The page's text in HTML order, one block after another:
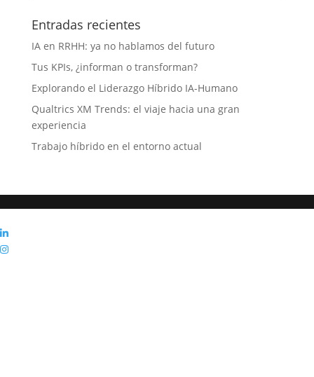
Entradas recientes
IA en RRHH: ya no hablamos del futuro
Tus KPIs, ¿informan o transforman?
Explorando el Liderazgo Híbrido IA-Humano
Qualtrics XM Trends: el viaje hacia una gran
experiencia
Trabajo híbrido en el entorno actual